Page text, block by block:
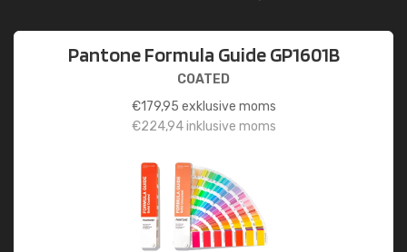
Pantone Formula Guide GP1601B
COATED
€179,95 exklusive moms
€224,94inklusive moms